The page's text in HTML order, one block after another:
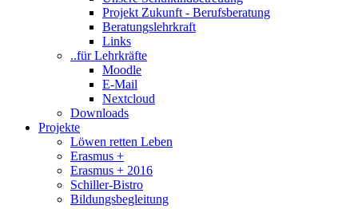
Projekt Zukunft - Berufsberatung
Beratungslehrkraft
Links
..für Lehrkräfte
Moodle
E-Mail
Nextcloud
Downloads
Projekte
Löwen retten Leben
Erasmus +
Erasmus + 2016
Schiller-Bistro
Bildungsbegleitung